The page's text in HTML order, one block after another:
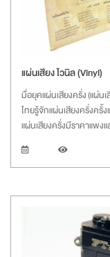
แผ่นเสียง ไวนิล (Vinyl)
มื่อยุคแผ่นเสียงครั่ง (แผ่
ไทยรู้จักแผ่นเสียงครั่งครั้
แผ่นเสียงครั่งมีราคาแพง